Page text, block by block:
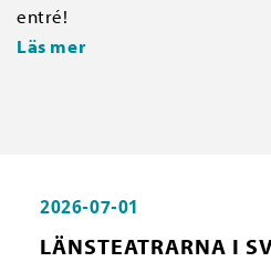
entré!
Läs mer
2026-07-01
LÄNSTEATRARNA I